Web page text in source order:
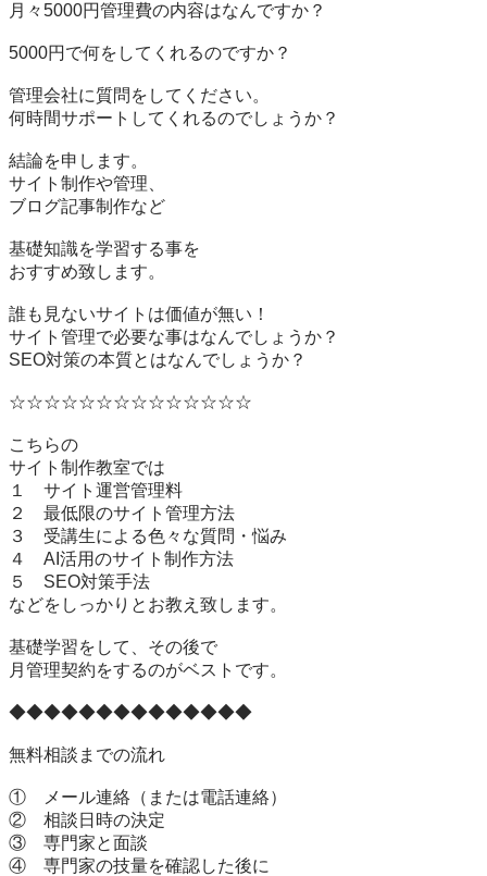
月々5000円管理費の内容はなんですか？
5000円で何をしてくれるのですか？
管理会社に質問をしてください。
何時間サポートしてくれるのでしょうか？
結論を申します。
サイト制作や管理、
ブログ記事制作など
基礎知識を学習する事を
おすすめ致します。
誰も見ないサイトは価値が無い！
サイト管理で必要な事はなんでしょうか？
SEO対策の本質とはなんでしょうか？
☆☆☆☆☆☆☆☆☆☆☆☆☆☆
こちらの
サイト制作教室では
１　サイト運営管理料
２　最低限のサイト管理方法
３　受講生による色々な質問・悩み
４　AI活用のサイト制作方法
５　SEO対策手法
などをしっかりとお教え致します。
基礎学習をして、その後で
月管理契約をするのがベストです。
◆◆◆◆◆◆◆◆◆◆◆◆◆◆
無料相談までの流れ
①　メール連絡（または電話連絡）
②　相談日時の決定
③　専門家と面談
④　専門家の技量を確認した後に